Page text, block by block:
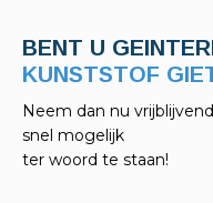
BENT U
Neem dan nu
snel mogelijk
ter woord te staan!